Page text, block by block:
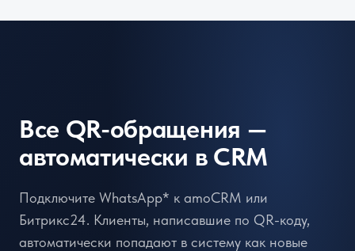
Все QR-обращения —
автоматически в CRM
Подключите WhatsApp* к amoCRM или
Битрикс24. Клиенты, написавшие по QR-коду,
автоматически попадают в систему как новые